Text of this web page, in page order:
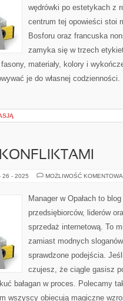
wędrówki po estetykach z
centrum tej opowieści stoi
Bosforu oraz francuska
zamyka się w trzech
materiały, kolory i
je do własnej
26 - 2025 MOŻLIWOŚĆ
Manager w Opałach to
przedsiębiorców, liderów
sprzedaż internetową. To
zamiast modnych
sprawdzone podejścia.
czujesz, że ciągle gasisz
bałagan w proces. Polecamy
wszyscy obiecują magiczne